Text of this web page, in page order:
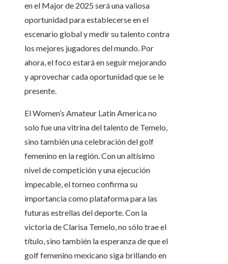
en el Major de 2025 será una valiosa
oportunidad para establecerse en el
escenario global y medir su talento contra
los mejores jugadores del mundo. Por
ahora, el foco estará en seguir mejorando
y aprovechar cada oportunidad que se le
presente.
El Women’s Amateur Latin America no
solo fue una vitrina del talento de Temelo,
sino también una celebración del golf
femenino en la región. Con un altísimo
nivel de competición y una ejecución
impecable, el torneo confirma su
importancia como plataforma para las
futuras estrellas del deporte. Con la
victoria de Clarisa Temelo, no sólo trae el
título, sino también la esperanza de que el
golf femenino mexicano siga brillando en